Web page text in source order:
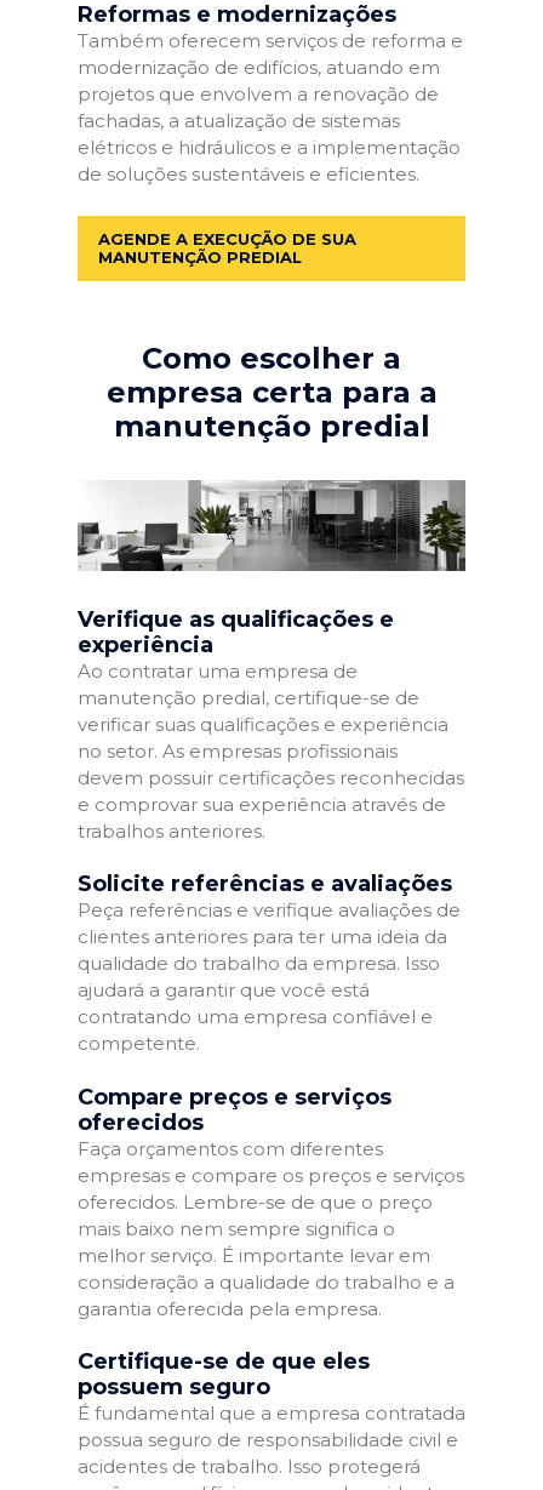
Reformas e modernizações
Também oferecem serviços de reforma e
modernização de edifícios, atuando em
projetos que envolvem a renovação de
fachadas, a atualização de sistemas
elétricos e hidráulicos e a implementação
de soluções sustentáveis e eficientes.
AGENDE A EXECUÇÃO DE SUA
MANUTENÇÃO PREDIAL
Como escolher a
empresa certa para a
manutenção predial
Verifique as qualificações e
experiência
Ao contratar uma empresa de
manutenção predial, certifique-se de
verificar suas qualificações e experiência
no setor. As empresas profissionais
devem possuir certificações reconhecidas
e comprovar sua experiência através de
trabalhos anteriores.
Solicite referências e avaliações
Peça referências e verifique avaliações de
clientes anteriores para ter uma ideia da
qualidade do trabalho da empresa. Isso
ajudará a garantir que você está
contratando uma empresa confiável e
competente.
Compare preços e serviços
oferecidos
Faça orçamentos com diferentes
empresas e compare os preços e serviços
oferecidos. Lembre-se de que o preço
mais baixo nem sempre significa o
melhor serviço. É importante levar em
consideração a qualidade do trabalho e a
garantia oferecida pela empresa.
Certifique-se de que eles
possuem seguro
É fundamental que a empresa contratada
possua seguro de responsabilidade civil e
acidentes de trabalho. Isso protegerá